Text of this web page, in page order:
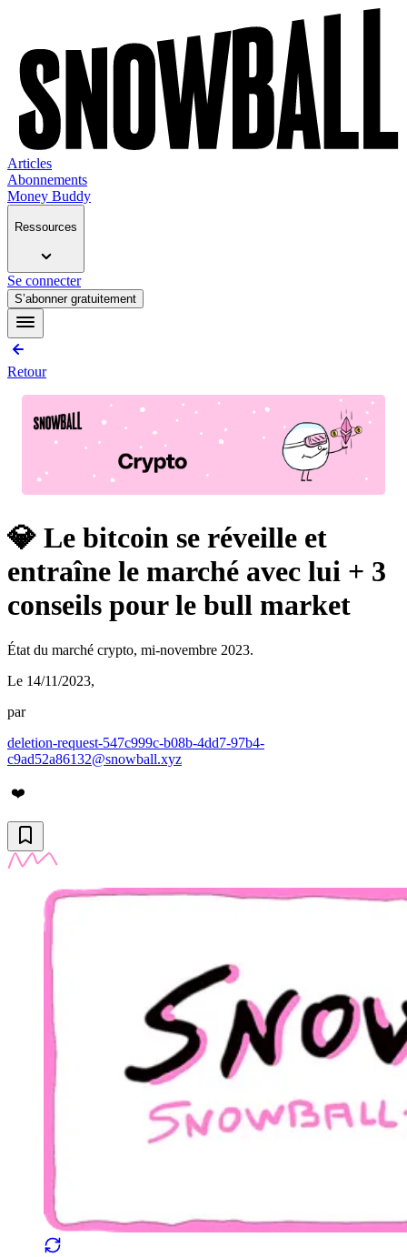
Articles
Abonnements
Money Buddy
Ressources
Se connecter
S’abonner gratuitement
Retour
💎 Le bitcoin se réveille et
entraîne le marché avec lui + 3
conseils pour le bull market
État du marché crypto, mi-novembre 2023.
Le 14/11/2023,
par
deletion-request-547c999c-b08b-4dd7-97b4-
c9ad52a86132@snowball.xyz
❤️